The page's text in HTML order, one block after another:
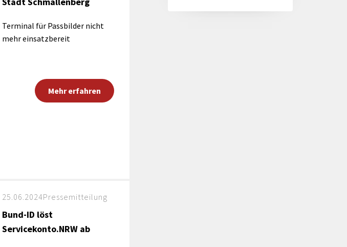
Terminal für Passbilder nicht
mehr einsatzbereit
Mehr erfahren
25.06.2024Pressemitteilung
Bund-ID löst
Servicekonto.NRW ab